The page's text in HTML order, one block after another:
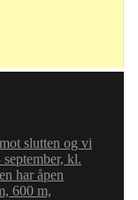
slutten og vi
kl.
har åpen
600 m,